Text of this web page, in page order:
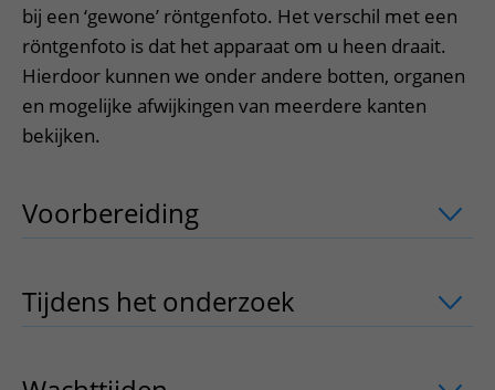
Het Wilhelmina Kinderziekenhuis
bij een ‘gewone’ röntgenfoto. Het verschil met een
röntgenfoto is dat het apparaat om u heen draait.
Hierdoor kunnen we onder andere botten, organen
en mogelijke afwijkingen van meerdere kanten
bekijken.
Voorbereiding uitklapper, klik om te
Tijdens het onderzoek uitklapper, klik